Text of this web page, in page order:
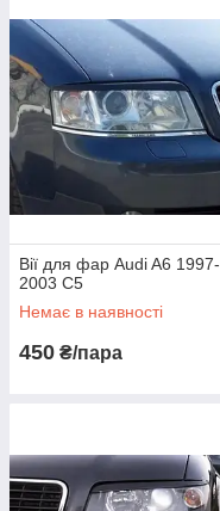
Вії для фар Audi A6 1997-
2003 C5
Немає в наявності
450 ₴/пара